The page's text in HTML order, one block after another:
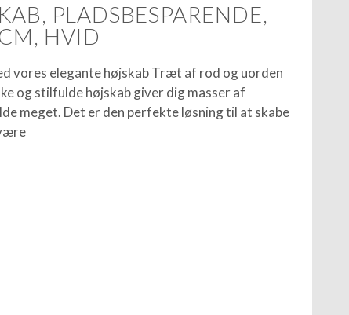
PLADSBESPARENDE,
HVID
vores elegante højskab Træt af rod og uorden
og stilfulde højskab giver dig masser af
meget. Det er den perfekte løsning til at skabe